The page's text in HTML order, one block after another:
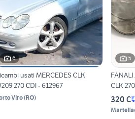
6
usati MERCEDES CLK
270 CDI - 612967
Viro(RO)
5
FANALI
CLK
320 €